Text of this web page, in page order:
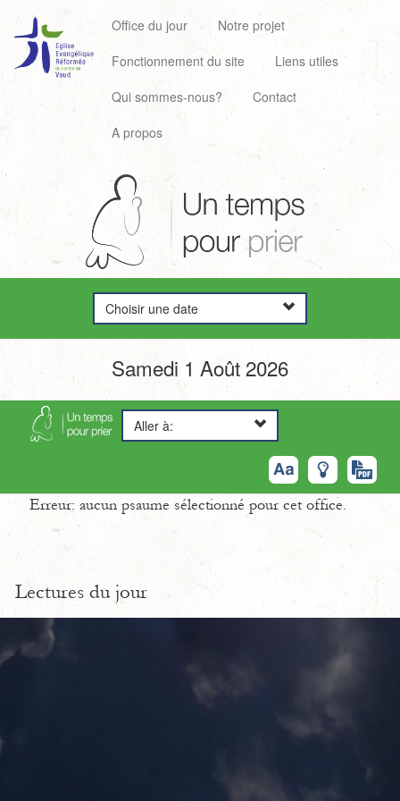
Office du jour
Notre projet
Fonctionnement du site
Liens utiles
Qui sommes-nous?
Contact
A propos
Choisir une date
Samedi 1 Août 2026
Aller à:
Erreur: aucun psaume sélectionné pour cet office.
Lectures du jour